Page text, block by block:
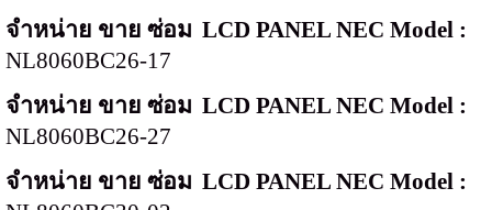
จำหน่าย ขาย ซ่อม LCD PANEL NEC Model :
NL8060BC26-17
จำหน่าย ขาย ซ่อม LCD PANEL NEC Model :
NL8060BC26-27
จำหน่าย ขาย ซ่อม LCD PANEL NEC Model :